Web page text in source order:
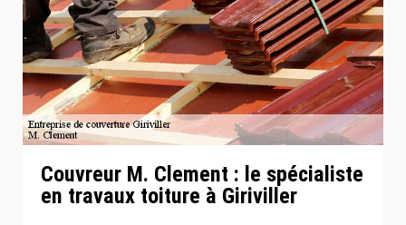
Couvreur M. Clement : le spécialiste
en travaux toiture à Giriviller